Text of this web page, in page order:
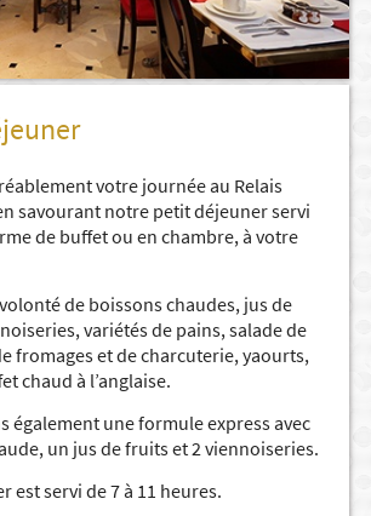
votre journée au Relais
savourant notre petit déjeuner servi
de buffet ou en chambre, à votre
de boissons chaudes, jus de
variétés de pains, salade de
fromages et de charcuterie, yaourts,
chaud à l’anglaise.
également une formule express avec
un jus de fruits et 2 viennoiseries.
est servi de 7 à 11 heures.